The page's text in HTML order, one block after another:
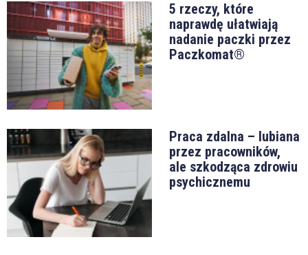
5 rzeczy, które
naprawdę ułatwiają
nadanie paczki przez
Paczkomat®
Praca zdalna – lubiana
przez pracowników,
ale szkodząca zdrowiu
psychicznemu